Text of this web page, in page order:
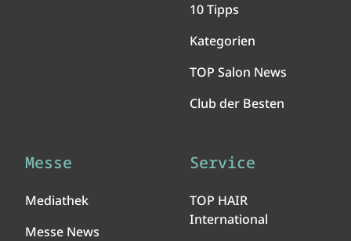
10 Tipps
Kategorien
TOP Salon News
Club der Besten
Messe
Mediathek
Messe News
Service
TOP HAIR
International